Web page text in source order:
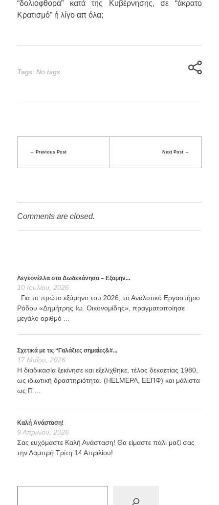
“δολιοφθορά” κατά της Κυβέρνησης, σε “άκρατο
Κρατισμό” ή λίγο απ όλα;
Tags: No tags
Previous Post Next Post
Comments are closed.
Λεγεονέλλα στα Δωδεκάνησα – Εξαμην...
10 Ιουλίου, 2026
Για το πρώτο εξάμηνο του 2026, το Αναλυτικό Εργαστήριο
Ρόδου «Δημήτρης Ιω. Οικονομίδης», πραγματοποίησε
μεγάλο αριθμό ...
Σχετικά με τις “Γαλάζιες σημαίες&#...
17 Μαΐου, 2026
Η διαδικασία ξεκίνησε και εξελίχθηκε, τέλος δεκαετίας 1980,
ως ιδιωτική δραστηριότητα. (HELMEPA, ΕΕΠΦ) και μάλιστα
ως Π ...
Καλή Ανάσταση!
9 Απριλίου, 2026
Σας ευχόμαστε Καλή Ανάσταση! Θα είμαστε πάλι μαζί σας
την Λαμπρή Τρίτη 14 Απριλίου!